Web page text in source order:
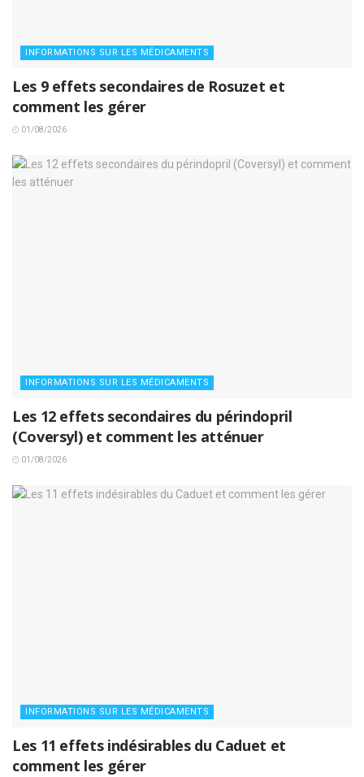
INFORMATIONS SUR LES MÉDICAMENTS
Les 9 effets secondaires de Rosuzet et
comment les gérer
01/08/2026
INFORMATIONS SUR LES MÉDICAMENTS
Les 12 effets secondaires du périndopril
(Coversyl) et comment les atténuer
01/08/2026
INFORMATIONS SUR LES MÉDICAMENTS
Les 11 effets indésirables du Caduet et
comment les gérer